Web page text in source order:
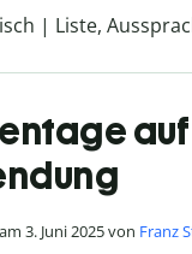
| Liste,
3. Juni 2025 von Franz